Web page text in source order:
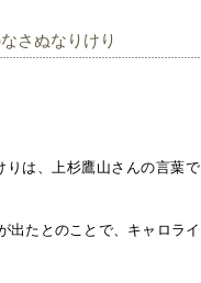
さぬなりけり
りは、上杉鷹山さんの言葉で
出たとのことで、キャロライ